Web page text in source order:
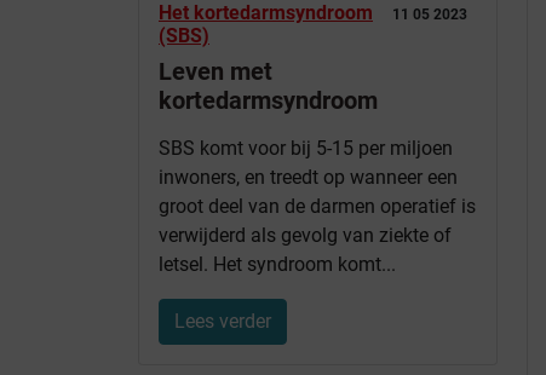
11 05 2023
Het kortedarmsyndroom
(SBS)
Leven met
kortedarmsyndroom
SBS komt voor bij 5-15 per miljoen
inwoners, en treedt op wanneer een
groot deel van de darmen operatief is
verwijderd als gevolg van ziekte of
letsel. Het syndroom komt...
Lees verder